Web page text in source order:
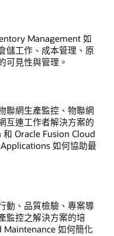
Management 如
儲工作、成本管理、原
可見性與管理。
聯網生產監控、物聯網
互連工作者解決方案的
Oracle Fusion Cloud
如何協助最
動、品質檢驗、專案導
監控之解決方案的培
Maintenance 如何簡化